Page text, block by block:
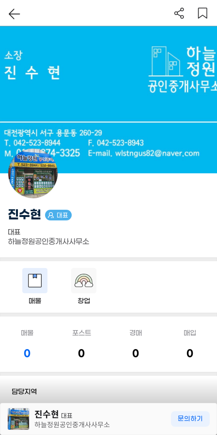
진수현 대표
대표
하늘정원공인중개사사무소
매물 창업
매물
0
포스트
0
경매
0
매입
0
담당지역
전화 진수현 대표
하늘정원공인중개사사무소
문의하기